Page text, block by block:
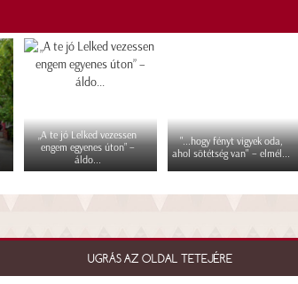
„A te jó Lelked vezessen
engem egyenes úton” –
áldo...
"...hogy fényt vigyek oda,
ahol sötétség van" – elmél...
UGRÁS AZ OLDAL TETEJÉRE